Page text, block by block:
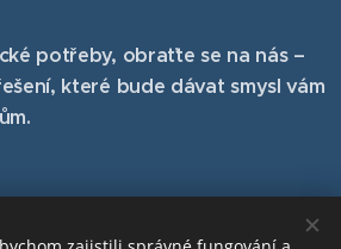
potřeby, obraťte se na nás –
které bude dávat smysl vám
a zdraví se staráme přes 30 let!